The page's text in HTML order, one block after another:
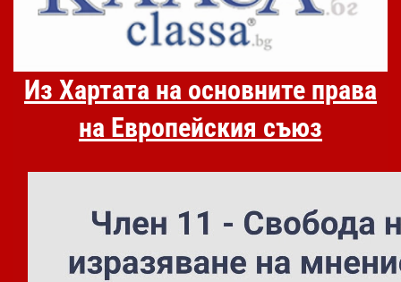
Из Хартата на основните права
на Европейския съюз